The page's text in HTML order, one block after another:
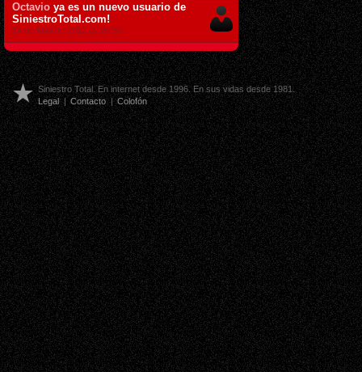
Octavio ya es un nuevo usuario de
SiniestroTotal.com!
14 de Abril de 2011 ás 20:55
Siniestro Total. En internet desde 1996. En sus vidas desde 1981.
Legal | Contacto | Colofón